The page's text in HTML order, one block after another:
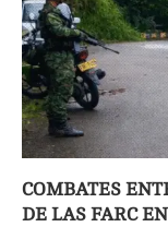
COMBATES
DE LAS FARC